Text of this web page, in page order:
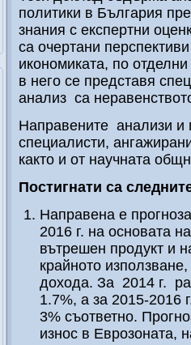
политики в България
знания с експертни
са очертани
икономиката, по
в него се представя
анализ са
Направените анализи и
специалисти,
както и от научната
Постигнати са
Направена е
2016 г. на основата
вътрешен продукт и
крайното
дохода. За 2014 г.
1.7%, а за 2015-2016
3% съответно.
износ в Еврозоната,